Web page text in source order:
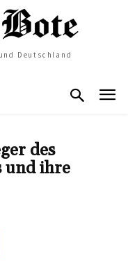
Deutschland
des
und ihre